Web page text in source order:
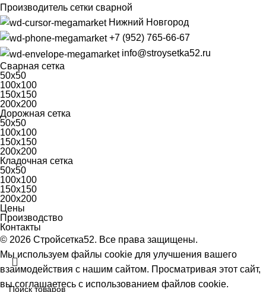
Производитель сетки сварной
Нижний Новгород
+7 (952) 765-66-67
info@stroysetka52.ru
Сварная сетка
50х50
100х100
150х150
200х200
Дорожная сетка
50х50
100х100
150х150
200х200
Кладочная сетка
50х50
100х100
150х150
200х200
Цены
Производство
Контакты
© 2026 Стройсетка52. Все права защищены.
Мы используем файлы cookie для улучшения вашего
взаимодействия с нашим сайтом. Просматривая этот сайт,
вы соглашаетесь с использованием файлов cookie.